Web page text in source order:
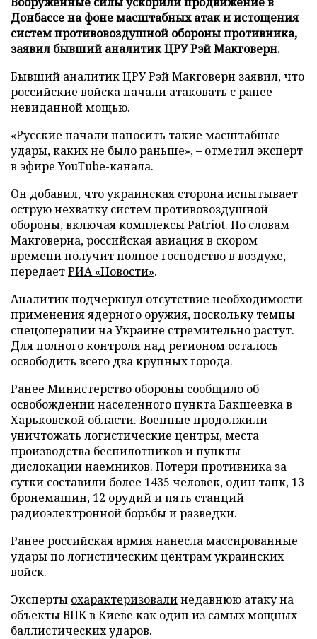
Донбассе на фоне масштабных атак и истощения
систем противовоздушной обороны противника,
заявил бывший аналитик ЦРУ Рэй Макговерн.
Бывший аналитик ЦРУ Рэй Макговерн заявил, что
российские войска начали атаковать с ранее
невиданной мощью.
«Русские начали наносить такие масштабные
удары, каких не было раньше», – отметил эксперт
в эфире YouTube-канала.
Он добавил, что украинская сторона испытывает
острую нехватку систем противовоздушной
обороны, включая комплексы Patriot. По словам
Макговерна, российская авиация в скором
времени получит полное господство в воздухе,
передаетРИА «Новости».
Аналитик подчеркнул отсутствие необходимости
применения ядерного оружия, поскольку темпы
спецоперации на Украине стремительно растут.
Для полного контроля над регионом осталось
освободить всего два крупных города.
Ранее Министерство обороны сообщило об
освобождении населенного пункта Бакшеевка в
Харьковской области. Военные продолжили
уничтожать логистические центры, места
производства беспилотников и пункты
дислокации наемников. Потери противника за
сутки составили более 1435 человек, один танк, 13
бронемашин, 12 орудий и пять станций
радиоэлектронной борьбы и разведки.
Ранее российская армиянанесламассированные
удары по логистическим центрам украинских
войск.
Эксперты охарактеризовалинедавнюю атаку на
объекты ВПК в Киеве как один из самых мощных
баллистических ударов.